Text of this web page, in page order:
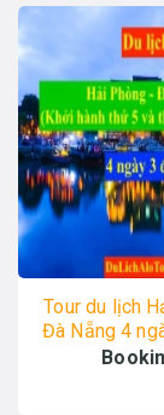
Tour du lịch
Đà Nẵng 4
2023, Alo